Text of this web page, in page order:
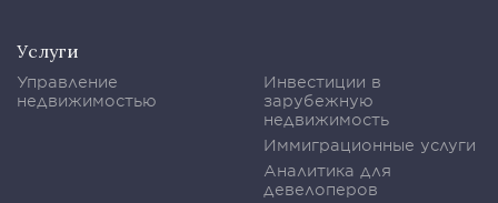
Услуги
Управление
недвижимостью
Инвестиции в
зарубежную
недвижимость
Иммиграционные услуги
Аналитика для
девелоперов